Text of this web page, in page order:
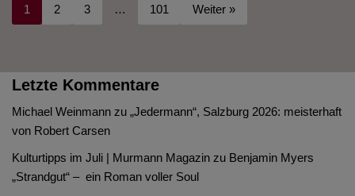
1 2 3 … 101 Weiter »
Letzte Kommentare
Michael Weinmann zu „Jedermann“, Salzburg 2026: meisterhaft
von Robert Carsen
Kulturtipps im Juli | Murmann Magazin zu Benjamin Myers
„Strandgut“ – ein Roman voller Soul